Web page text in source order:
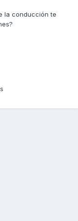
la conducción te